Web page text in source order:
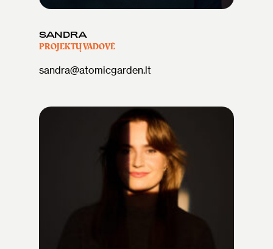
SANDRA
PROJEKTŲ VADOVĖ
sandra@atomicgarden.lt